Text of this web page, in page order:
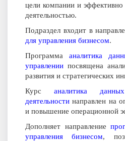
цели компании и эффективно
деятельностью.
Подраздел входит в
для управления бизнесом.
Программа аналитика
управлении посвящена
развития и стратегических
Курс аналитика
деятельности направлен на
и повышение операционной
Дополняет направление
управления бизнесом,